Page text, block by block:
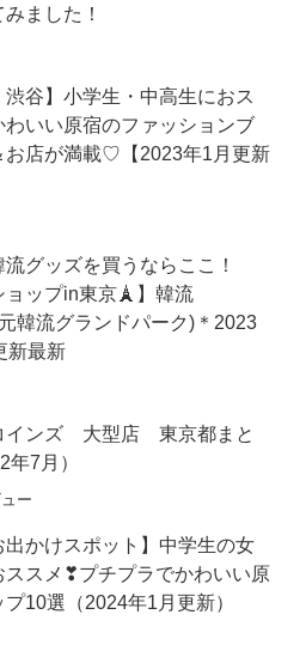
ました！
渋谷】小学生・中高生におス
わいい原宿のファッションブ
お店が満載♡【2023年1月更新
グッズを買うならここ！
ョップin東京🗼】韓流
韓流グランドパーク)＊2023
新最新
インズ 大型店 東京都まと
年7月）
ー
出かけスポット】中学生の女
ススメ❣プチプラでかわいい原
10選（2024年1月更新）